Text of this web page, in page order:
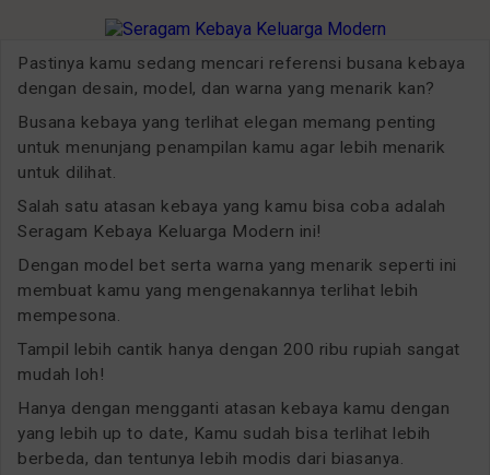
Pastinya kamu sedang mencari referensi busana kebaya
dengan desain, model, dan warna yang menarik kan?
Busana kebaya yang terlihat elegan memang penting
untuk menunjang penampilan kamu agar lebih menarik
untuk dilihat.
Salah satu atasan kebaya yang kamu bisa coba adalah
Seragam Kebaya Keluarga Modern ini!
Dengan model bet serta warna yang menarik seperti ini
membuat kamu yang mengenakannya terlihat lebih
mempesona.
Tampil lebih cantik hanya dengan 200 ribu rupiah sangat
mudah loh!
Hanya dengan mengganti atasan kebaya kamu dengan
yang lebih up to date, Kamu sudah bisa terlihat lebih
berbeda, dan tentunya lebih modis dari biasanya.